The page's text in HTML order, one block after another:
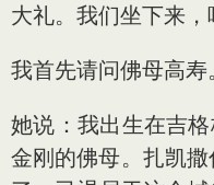
大礼。我们坐下来，
我首先请问佛母高寿
她说：我出生在吉
金刚的佛母。扎凯